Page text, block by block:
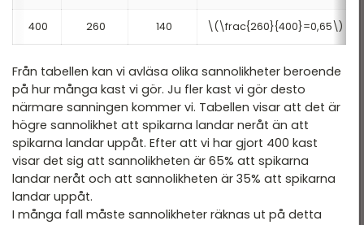
400 260 140 \(\frac{260}{400}=0,65\)
Från tabellen kan vi avläsa olika sannolikheter beroende
på hur många kast vi gör. Ju fler kast vi gör desto
närmare sanningen kommer vi. Tabellen visar att det är
högre sannolikhet att spikarna landar neråt än att
spikarna landar uppåt. Efter att vi har gjort 400 kast
visar det sig att sannolikheten är 65% att spikarna
landar neråt och att sannolikheten är 35% att spikarna
landar uppåt.
I många fall måste sannolikheter räknas ut på detta